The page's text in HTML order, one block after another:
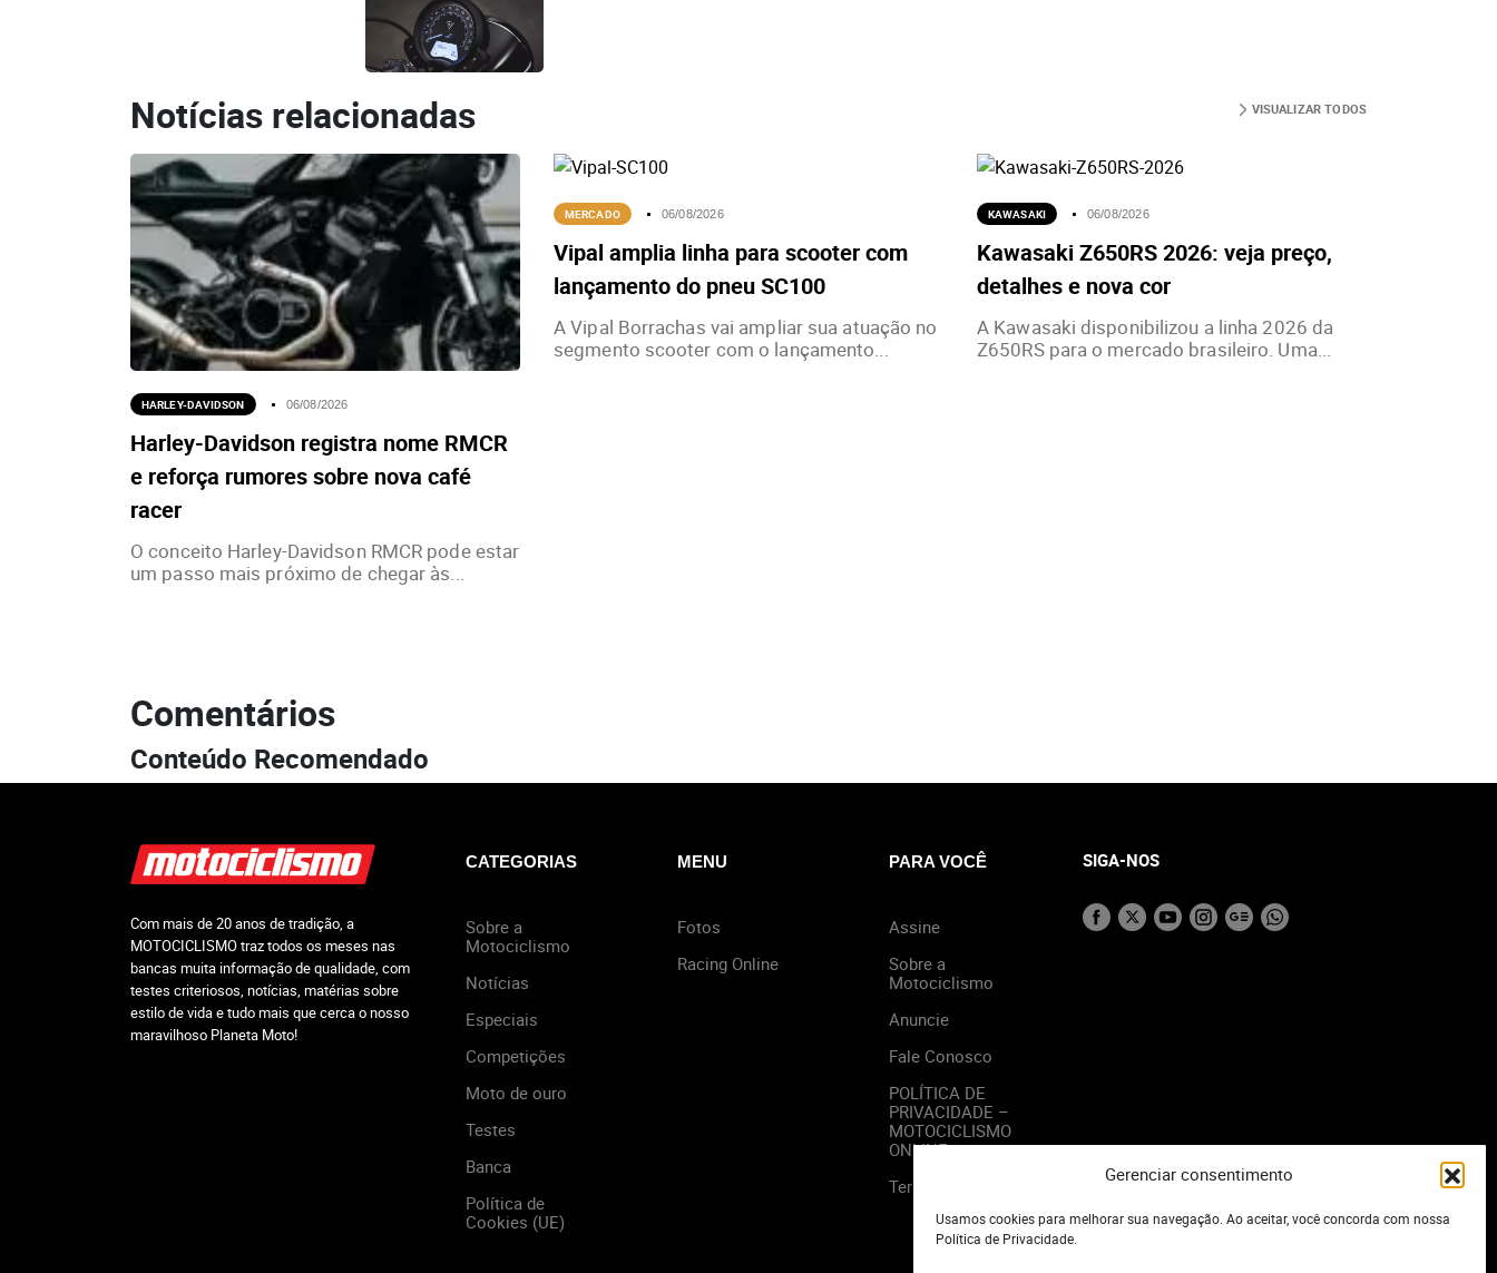
Gerenciar consentimento
Usamos cookies para melhorar sua navegação. Ao aceitar, você concorda com nossa
Política de Privacidade.
Notícias relacionadas VISUALIZAR TODOS
HARLEY-DAVIDSON 06/08/2026
Harley-Davidson registra nome RMCR
e reforça rumores sobre nova café
racer
O conceito Harley-Davidson RMCR pode estar
um passo mais próximo de chegar às...
MERCADO 06/08/2026
Vipal amplia linha para scooter com
lançamento do pneu SC100
A Vipal Borrachas vai ampliar sua atuação no
segmento scooter com o lançamento...
KAWASAKI 06/08/2026
Kawasaki Z650RS 2026: veja preço,
detalhes e nova cor
A Kawasaki disponibilizou a linha 2026 da
Z650RS para o mercado brasileiro. Uma...
Comentários
Conteúdo Recomendado
Com mais de 20 anos de tradição, a
MOTOCICLISMO traz todos os meses nas
bancas muita informação de qualidade, com
testes criteriosos, notícias, matérias sobre
estilo de vida e tudo mais que cerca o nosso
maravilhoso Planeta Moto!
CATEGORIAS
Sobre a
Motociclismo
Notícias
Especiais
Competições
Moto de ouro
Testes
Banca
Política de
Cookies (UE)
MENU
Fotos
Racing Online
PARA VOCÊ
Assine
Sobre a
Motociclismo
Anuncie
Fale Conosco
POLÍTICA DE
PRIVACIDADE –
MOTOCICLISMO
ONLINE
Termos de Uso
SIGA-NOS